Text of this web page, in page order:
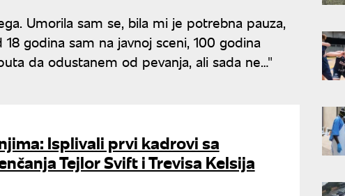
Umorila sam se, bila mi je potrebna pauza,
godina sam na javnoj sceni, 100 godina
da odustanem od pevanja, ali sada ne…"
Isplivali prvi kadrovi sa
Tejlor Svift i Trevisa Kelsija